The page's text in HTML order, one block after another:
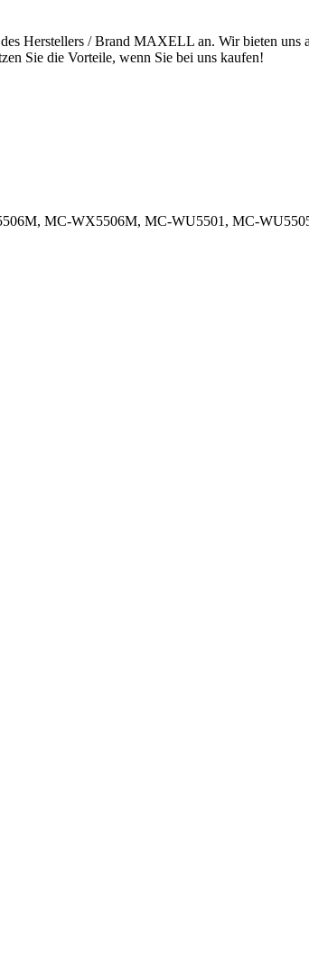
Herstellers / Brand MAXELL an. Wir bieten uns
Sie die Vorteile, wenn Sie bei uns kaufen!
MC-WX5506M, MC-WU5501, MC-